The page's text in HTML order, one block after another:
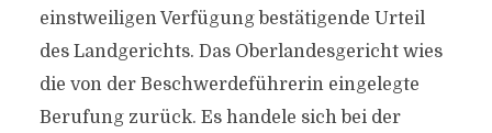
einstweiligen Verfügung bestätigende Urteil
des Landgerichts. Das Oberlandesgericht wies
die von der Beschwerdeführerin eingelegte
Berufung zurück. Es handele sich bei der